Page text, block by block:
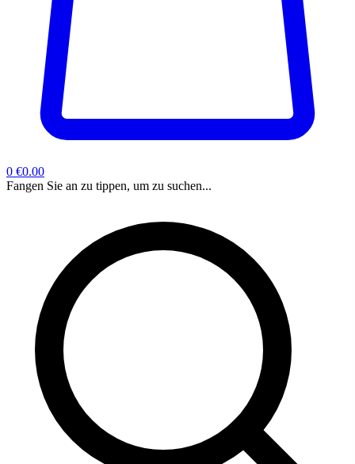
0 €0.00
Fangen Sie an zu tippen, um zu suchen...